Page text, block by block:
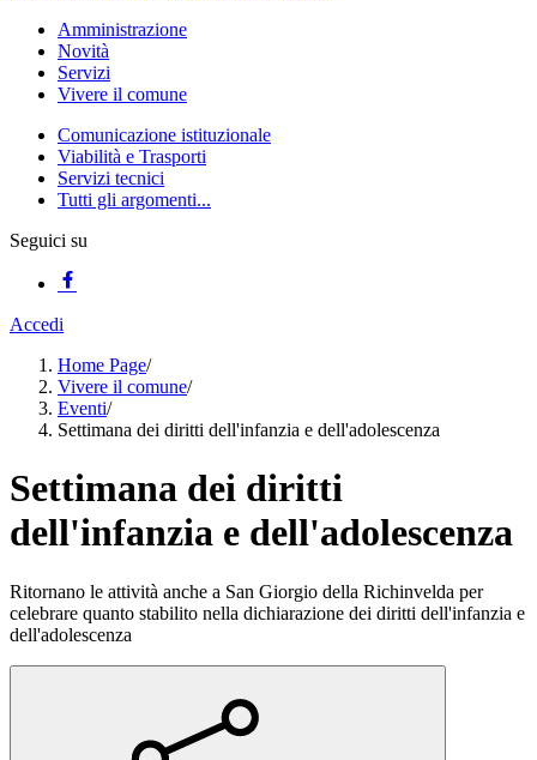
Amministrazione
Novità
Servizi
Vivere il comune
Comunicazione istituzionale
Viabilità e Trasporti
Servizi tecnici
Tutti gli argomenti...
Seguici su
Accedi
Home Page/
Vivere il comune/
Eventi/
Settimana dei diritti dell'infanzia e dell'adolescenza
Settimana dei diritti
dell'infanzia e dell'adolescenza
Ritornano le attività anche a San Giorgio della Richinvelda per
celebrare quanto stabilito nella dichiarazione dei diritti dell'infanzia e
dell'adolescenza